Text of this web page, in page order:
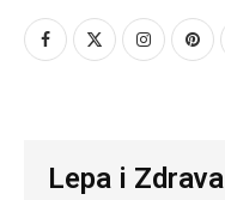
Lepa i Zdrava